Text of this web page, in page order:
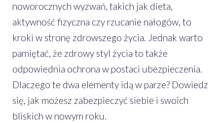
noworocznych wyzwań, takich jak dieta,
aktywność fizyczna czy rzucanie nałogów, to
kroki w stronę zdrowszego życia. Jednak warto
pamiętać, że zdrowy styl życia to także
odpowiednia ochrona w postaci ubezpieczenia.
Dlaczego te dwa elementy idą w parze? Dowiedz
się, jak możesz zabezpieczyć siebie i swoich
bliskich w nowym roku.